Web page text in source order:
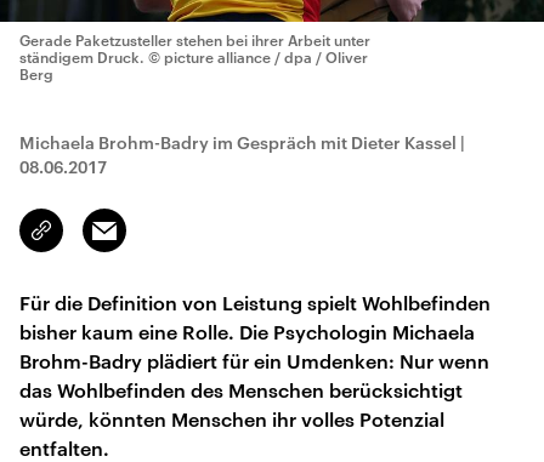
Gerade Paketzusteller stehen bei ihrer Arbeit unter
ständigem Druck. © picture alliance / dpa / Oliver
Berg
Michaela Brohm-Badry im Gespräch mit Dieter Kassel |
08.06.2017
Link
kopieren/teilen
Email
Für die Definition von Leistung spielt Wohlbefinden
bisher kaum eine Rolle. Die Psychologin Michaela
Brohm-Badry plädiert für ein Umdenken: Nur wenn
das Wohlbefinden des Menschen berücksichtigt
würde, könnten Menschen ihr volles Potenzial
entfalten.